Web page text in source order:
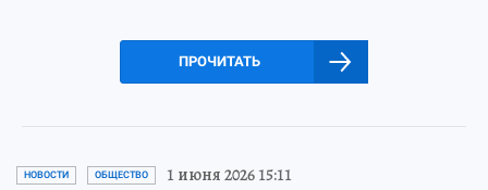
ПРОЧИТАТЬ
НОВОСТИ ОБЩЕСТВО 1 июня 2026 15:11